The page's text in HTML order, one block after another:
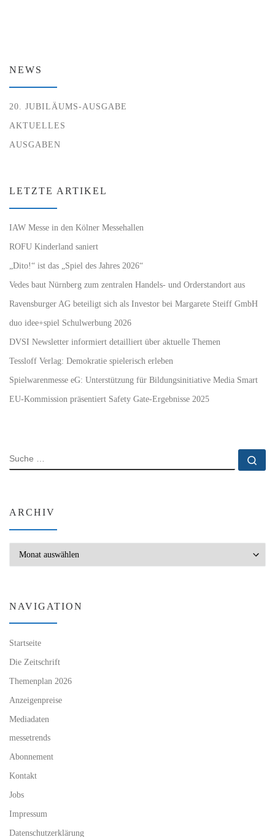
NEWS
20. JUBILÄUMS-AUSGABE
AKTUELLES
AUSGABEN
LETZTE ARTIKEL
IAW Messe in den Kölner Messehallen
ROFU Kinderland saniert
„Dito!“ ist das „Spiel des Jahres 2026“
Vedes baut Nürnberg zum zentralen Handels- und Orderstandort aus
Ravensburger AG beteiligt sich als Investor bei Margarete Steiff GmbH
duo idee+spiel Schulwerbung 2026
DVSI Newsletter informiert detailliert über aktuelle Themen
Tessloff Verlag: Demokratie spielerisch erleben
Spielwarenmesse eG: Unterstützung für Bildungsinitiative Media Smart
EU-Kommission präsentiert Safety Gate-Ergebnisse 2025
SUCHE
ARCHIV
NAVIGATION
Startseite
Die Zeitschrift
Themenplan 2026
Anzeigenpreise
Mediadaten
messetrends
Abonnement
Kontakt
Jobs
Impressum
Datenschutzerklärung